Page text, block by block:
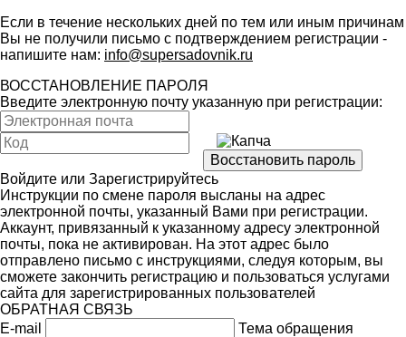
Если в течение нескольких дней по тем или иным причинам
Вы не получили письмо с подтверждением регистрации -
напишите нам: info@supersadovnik.ru
ВОССТАНОВЛЕНИЕ ПАРОЛЯ
Введите электронную почту указанную при регистрации:
Войдите или Зарегистрируйтесь
Инструкции по смене пароля высланы на адрес
электронной почты, указанный Вами при регистрации.
Аккаунт, привязанный к указанному адресу электронной
почты, пока не активирован. На этот адрес было
отправлено письмо с инструкциями, следуя которым, вы
сможете закончить регистрацию и пользоваться услугами
сайта для зарегистрированных пользователей
ОБРАТНАЯ СВЯЗЬ
E-mail
Тема обращения